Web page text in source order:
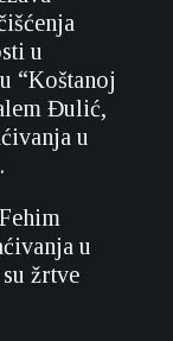
u
“Koštanoj
Đulić,
u
u
žrtve